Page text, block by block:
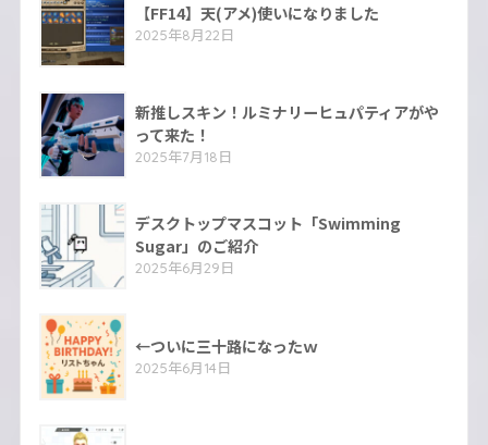
【FF14】天(アメ)使いになりました
2025年8月22日
新推しスキン！ルミナリーヒュパティアがや
って来た！
2025年7月18日
デスクトップマスコット「Swimming
Sugar」のご紹介
2025年6月29日
←ついに三十路になったｗ
2025年6月14日